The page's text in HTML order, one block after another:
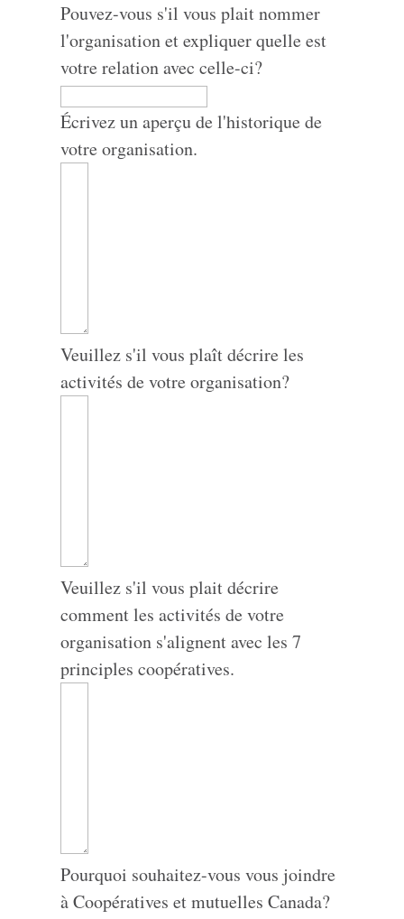
Pouvez-vous s'il vous plait nommer
l'organisation et expliquer quelle est
votre relation avec celle-ci?
Écrivez un aperçu de l'historique de
votre organisation.
Veuillez s'il vous plaît décrire les
activités de votre organisation?
Veuillez s'il vous plait décrire
comment les activités de votre
organisation s'alignent avec les 7
principles coopératives.
Pourquoi souhaitez-vous vous joindre
à Coopératives et mutuelles Canada?